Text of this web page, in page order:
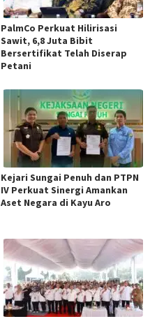
PalmCo Perkuat Hilirisasi
Sawit, 6,8 Juta Bibit
Bersertifikat Telah Diserap
Petani
Kejari Sungai Penuh dan PTPN
IV Perkuat Sinergi Amankan
Aset Negara di Kayu Aro